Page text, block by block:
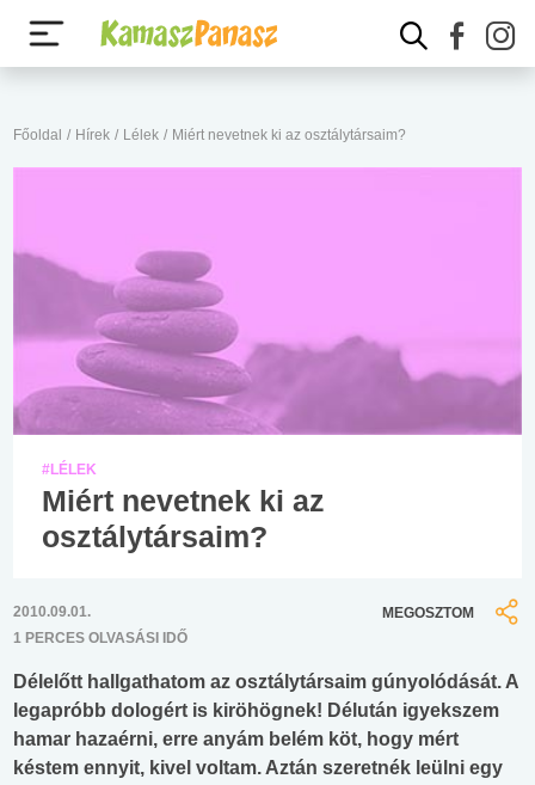
Főoldal / Hírek / Lélek / Miért nevetnek ki az osztálytársaim?
#LÉLEK
Miért nevetnek ki az
osztálytársaim?
2010.09.01.
1 PERCES OLVASÁSI IDŐ
MEGOSZTOM
Délelőtt hallgathatom az osztálytársaim gúnyolódását. A
legapróbb dologért is kiröhögnek! Délután igyekszem
hamar hazaérni, erre anyám belém köt, hogy mért
késtem ennyit, kivel voltam. Aztán szeretnék leülni egy